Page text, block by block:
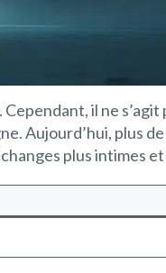
il ne s’agit
Aujourd’hui, plus
plus intimes